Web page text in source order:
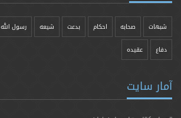
شبهات صحابه احکام بدعت شیعه رسول الله
دفاع عقیده
آمار سایت